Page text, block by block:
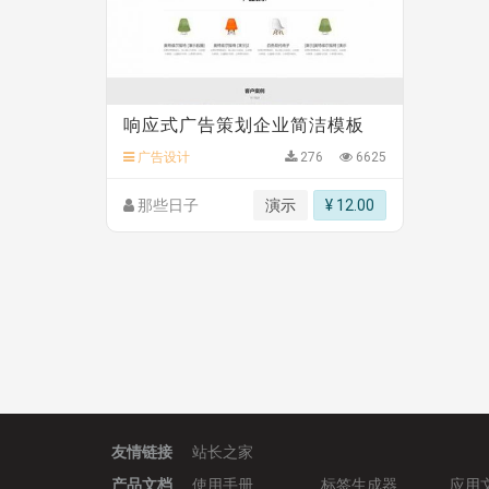
C**y 安装《
双语言响应式科技通用模板
C**y 安装《双语言响应式科技通用模板
双语言响应式收缩导航式建筑行业模
C**y 安装《双语言响应式收缩导航式建筑行业模
C**y 安装《地图位置选取插件
响应式广告策划企业简洁模板
广告设计 276 6625
那些日子 演示 ¥ 12.00
友情链接
站长之家
产品文档
使用手册 标签生成器 应用